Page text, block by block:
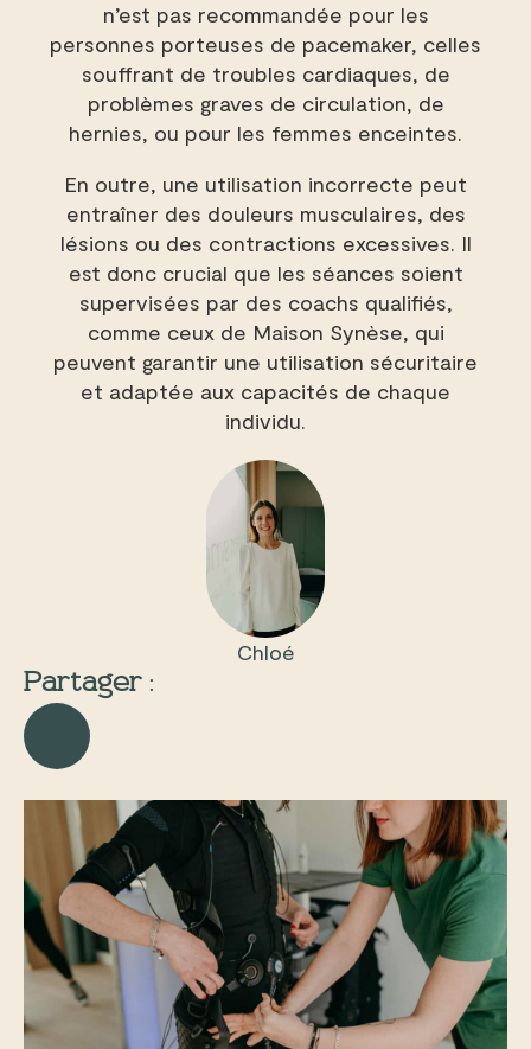
n’est pas recommandée pour les
personnes porteuses de pacemaker, celles
souffrant de troubles cardiaques, de
problèmes graves de circulation, de
hernies, ou pour les femmes enceintes.
En outre, une utilisation incorrecte peut
entraîner des douleurs musculaires, des
lésions ou des contractions excessives. Il
est donc crucial que les séances soient
supervisées par des coachs qualifiés,
comme ceux de Maison Synèse, qui
peuvent garantir une utilisation sécuritaire
et adaptée aux capacités de chaque
individu.
Chloé
Partager :